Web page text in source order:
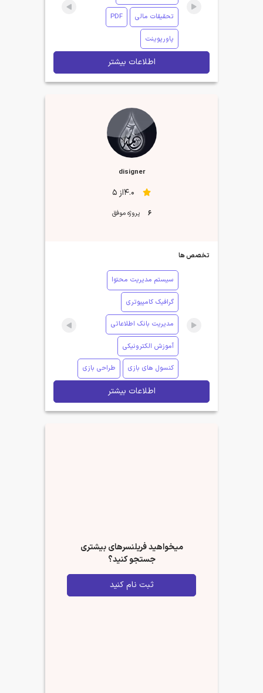
تحقیقات مالی PDF
پاورپوینت
اطلاعات بیشتر
disigner
4.0از 5
6 پروژه موفق
تخصص ها
سیستم مدیریت محتوا
گرافیک کامپیوتری
مدیریت بانک اطلاعاتی
آموزش الکترونیکی
کنسول های بازی طراحی بازی
اطلاعات بیشتر
میخواهید فریلنسرهای بیشتری
جستجو کنید؟
ثبت نام کنید